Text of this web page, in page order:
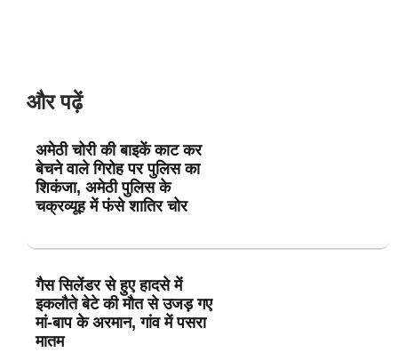
और पढ़ें
अमेठी चोरी की बाइकें काट कर
बेचने वाले गिरोह पर पुलिस का
शिकंजा, अमेठी पुलिस के
चक्रव्यूह में फंसे शातिर चोर
गैस सिलेंडर से हुए हादसे में
इकलौते बेटे की मौत से उजड़ गए
मां-बाप के अरमान, गांव में पसरा
मातम